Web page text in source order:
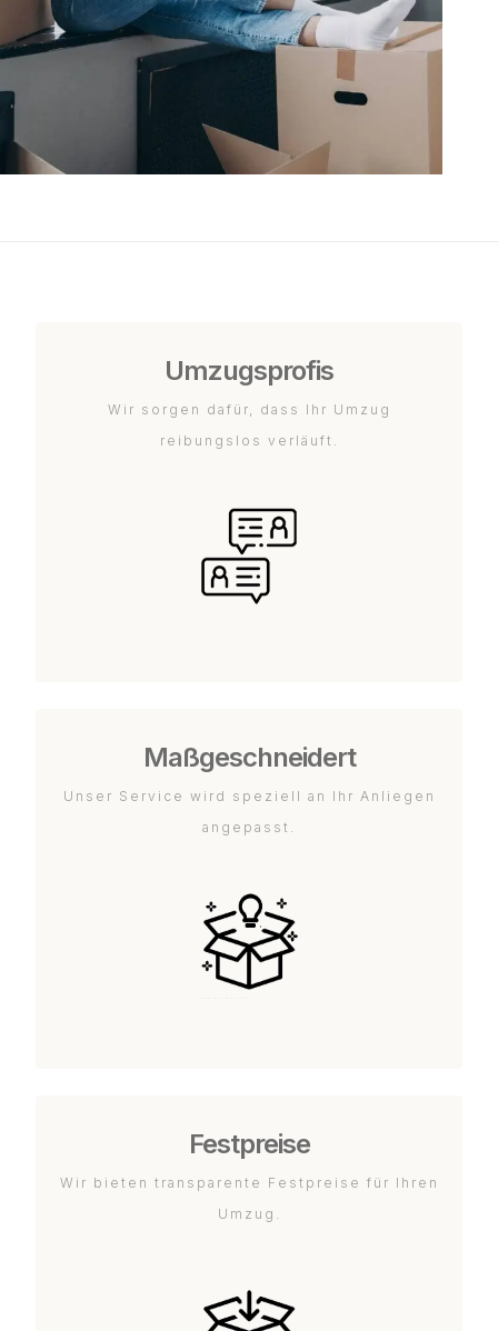
Umzugsprofis
Wir sorgen dafür, dass Ihr Umzug
reibungslos verläuft.
Maßgeschneidert
Unser Service wird speziell an Ihr Anliegen
angepasst.
Festpreise
Wir bieten transparente Festpreise für Ihren
Umzug.